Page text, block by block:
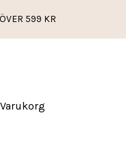
599 KR
Varukorg